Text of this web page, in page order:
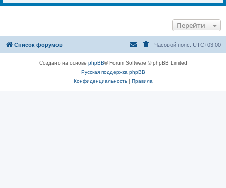
Перейти
Список форумов Часовой пояс: UTC+03:00
Создано на основе phpBB® Forum Software © phpBB Limited
Русская поддержка phpBB
Конфиденциальность| Правила